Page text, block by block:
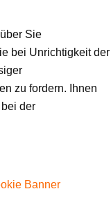
Sie
bei Unrichtigkeit der
zu fordern. Ihnen
der
Banner